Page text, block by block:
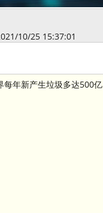
10/25 15:37:01
每年新产生垃圾多达500亿